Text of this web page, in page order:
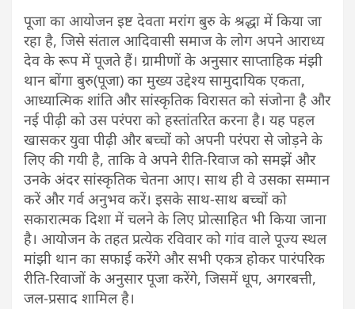
पूजा का आयोजन इष्ट देवता मरांग बुरु के श्रद्धा में किया जा
रहा है, जिसे संताल आदिवासी समाज के लोग अपने आराध्य
देव के रूप में पूजते हैं। ग्रामीणों के अनुसार साप्ताहिक मंझी
थान बोंगा बुरु(पूजा) का मुख्य उद्देश्य सामुदायिक एकता,
आध्यात्मिक शांति और सांस्कृतिक विरासत को संजोना है और
नई पीढ़ी को उस परंपरा को हस्तांतरित करना है। यह पहल
खासकर युवा पीढ़ी और बच्चों को अपनी परंपरा से जोड़ने के
लिए की गयी है, ताकि वे अपने रीति-रिवाज को समझें और
उनके अंदर सांस्कृतिक चेतना आए। साथ ही वे उसका सम्मान
करें और गर्व अनुभव करें। इसके साथ-साथ बच्चों को
सकारात्मक दिशा में चलने के लिए प्रोत्साहित भी किया जाना
है। आयोजन के तहत प्रत्येक रविवार को गांव वाले पूज्य स्थल
मांझी थान का सफाई करेंगे और सभी एकत्र होकर पारंपरिक
रीति-रिवाजों के अनुसार पूजा करेंगे, जिसमें धूप, अगरबत्ती,
जल-प्रसाद शामिल है।